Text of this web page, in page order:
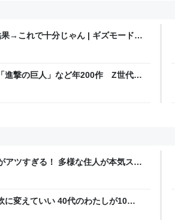
→これで十分じゃん | ギズモード・
撃の巨人」など年200作 Z世代
アツすぎる！ 多様な住人が本気スキ
“街の価値向上”戦略 東京・中央
に変えていい 40代のわたしが10年
アイデム